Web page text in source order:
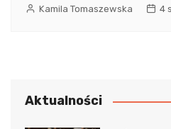
Kamila Tomaszewska 4
Aktualności